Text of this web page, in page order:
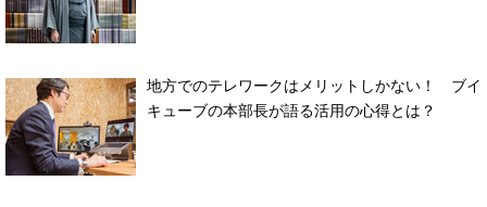
地方でのテレワークはメリットしかない！ ブイ
キューブの本部長が語る活用の心得とは？